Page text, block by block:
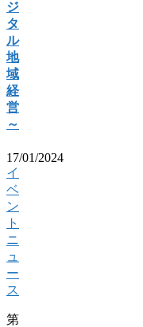
ジ
タ
ル
地
域
経
営
～
17/01/2024
イ
ベ
ン
ト
ニ
ュ
ー
ス
第